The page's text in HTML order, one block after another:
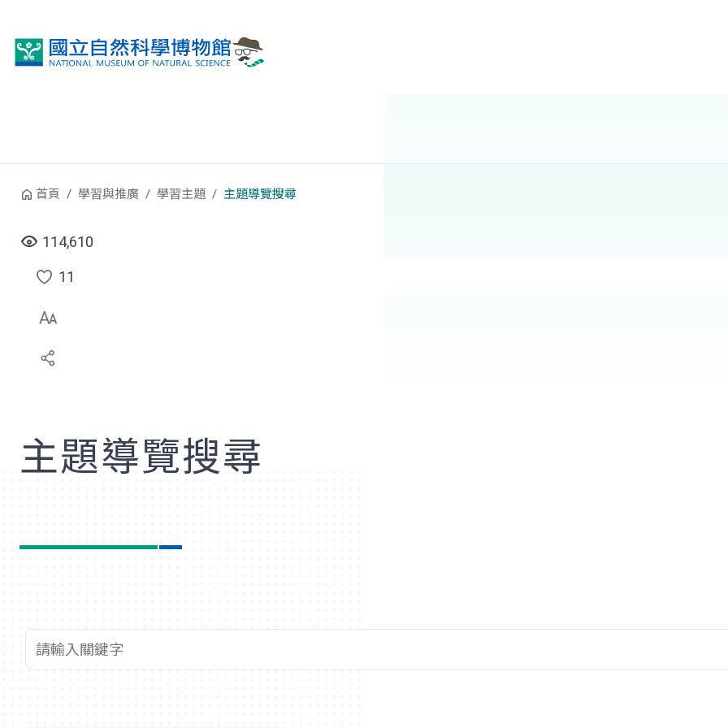
首頁 學習與推廣 學習主題 主題導覽搜尋
114,610
點
選
喜
11
主題導覽搜尋
查詢關鍵字